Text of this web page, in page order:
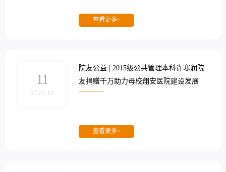
查看更多>
11
2025-12
院友公益 | 2015级公共管理本科许寒润院
友捐赠千万助力母校翔安医院建设发展
查看更多>